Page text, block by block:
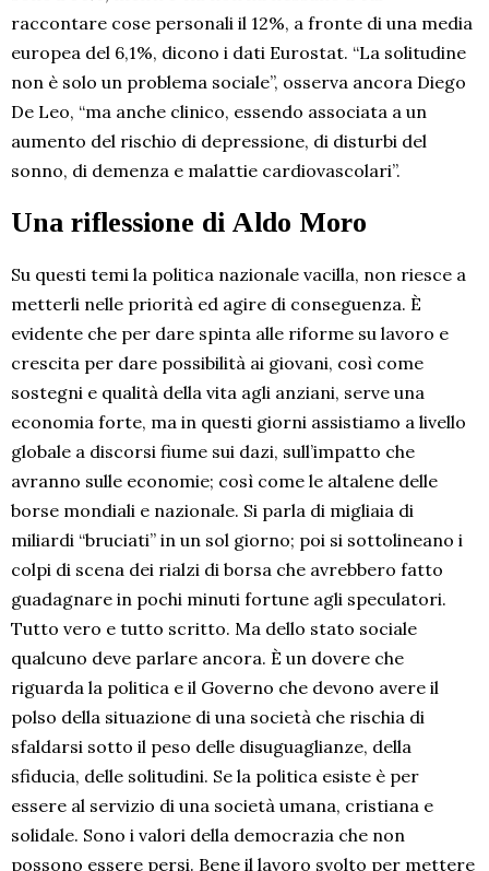
raccontare cose personali il 12%, a fronte di una media
europea del 6,1%, dicono i dati Eurostat. “La solitudine
non è solo un problema sociale”, osserva ancora Diego
De Leo, “ma anche clinico, essendo associata a un
aumento del rischio di depressione, di disturbi del
sonno, di demenza e malattie cardiovascolari”.
Una riflessione di Aldo Moro
Su questi temi la politica nazionale vacilla, non riesce a
metterli nelle priorità ed agire di conseguenza. È
evidente che per dare spinta alle riforme su lavoro e
crescita per dare possibilità ai giovani, così come
sostegni e qualità della vita agli anziani, serve una
economia forte, ma in questi giorni assistiamo a livello
globale a discorsi fiume sui dazi, sull’impatto che
avranno sulle economie; così come le altalene delle
borse mondiali e nazionale. Si parla di migliaia di
miliardi “bruciati” in un sol giorno; poi si sottolineano i
colpi di scena dei rialzi di borsa che avrebbero fatto
guadagnare in pochi minuti fortune agli speculatori.
Tutto vero e tutto scritto. Ma dello stato sociale
qualcuno deve parlare ancora. È un dovere che
riguarda la politica e il Governo che devono avere il
polso della situazione di una società che rischia di
sfaldarsi sotto il peso delle disuguaglianze, della
sfiducia, delle solitudini. Se la politica esiste è per
essere al servizio di una società umana, cristiana e
solidale. Sono i valori della democrazia che non
possono essere persi. Bene il lavoro svolto per mettere